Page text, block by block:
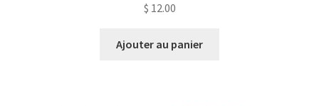
$ 12.00
Ajouter au panier